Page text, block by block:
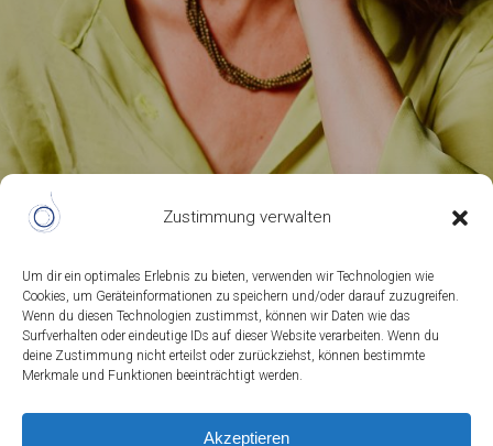
Zustimmung verwalten
Um dir ein optimales Erlebnis zu bieten, verwenden wir Technologien wie
Cookies, um Geräteinformationen zu speichern und/oder darauf zuzugreifen.
Wenn du diesen Technologien zustimmst, können wir Daten wie das
Surfverhalten oder eindeutige IDs auf dieser Website verarbeiten. Wenn du
deine Zustimmung nicht erteilst oder zurückziehst, können bestimmte
Merkmale und Funktionen beeinträchtigt werden.
Akzeptieren